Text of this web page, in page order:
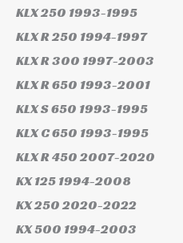
KLX 250 1993-1995
KLX R 250 1994-1997
KLX R 300 1997-2003
KLX R 650 1993-2001
KLX S 650 1993-1995
KLX C 650 1993-1995
KLX R 4502007-2020
KX 1251994-2008
KX 2502020-2022
KX 500 1994-2003